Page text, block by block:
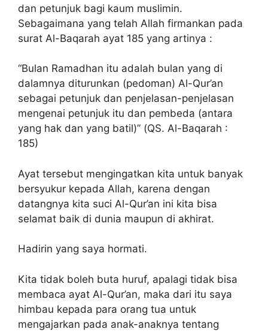
dan petunjuk bagi kaum muslimin.
Sebagaimana yang telah Allah firmankan pada
surat Al-Baqarah ayat 185 yang artinya :
“Bulan Ramadhan itu adalah bulan yang di
dalamnya diturunkan (pedoman) Al-Qur’an
sebagai petunjuk dan penjelasan-penjelasan
mengenai petunjuk itu dan pembeda (antara
yang hak dan yang batil)” (QS. Al-Baqarah :
185)
Ayat tersebut mengingatkan kita untuk banyak
bersyukur kepada Allah, karena dengan
datangnya kita suci Al-Qur’an ini kita bisa
selamat baik di dunia maupun di akhirat.
Hadirin yang saya hormati.
Kita tidak boleh buta huruf, apalagi tidak bisa
membaca ayat Al-Qur’an, maka dari itu saya
himbau kepada para orang tua untuk
mengajarkan pada anak-anaknya tentang